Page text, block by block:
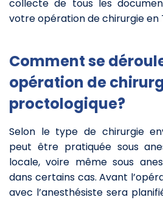
collecte de tous les
votre opération de chirurgie en
Comment se
opération de
proctologique?
Selon le type de chirurgie
peut être pratiquée sous
locale, voire même sous
dans certains cas. Avant
avec l’anesthésiste sera